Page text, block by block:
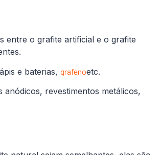
entre o grafite artificial e o grafite
e baterias, grafenoetc.
revestimentos metálicos,